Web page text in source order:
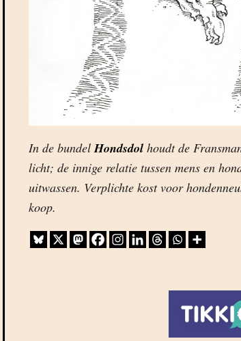
In de bundelHondsdol houdt de
licht; de innige relatie tussen mens en
uitwassen. Verplichte kost voor
koop.